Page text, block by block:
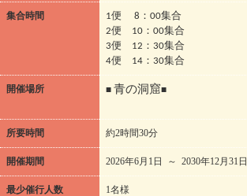
集合時間
1便 8：00集合
2便 10：00集合
3便 12：30集合
4便 14：30集合
開催場所 ■ 青の洞窟■
所要時間 約2時間30分
開催期間 2026年6月1日 ～ 2030年12月31日
最少催行人数 1名様